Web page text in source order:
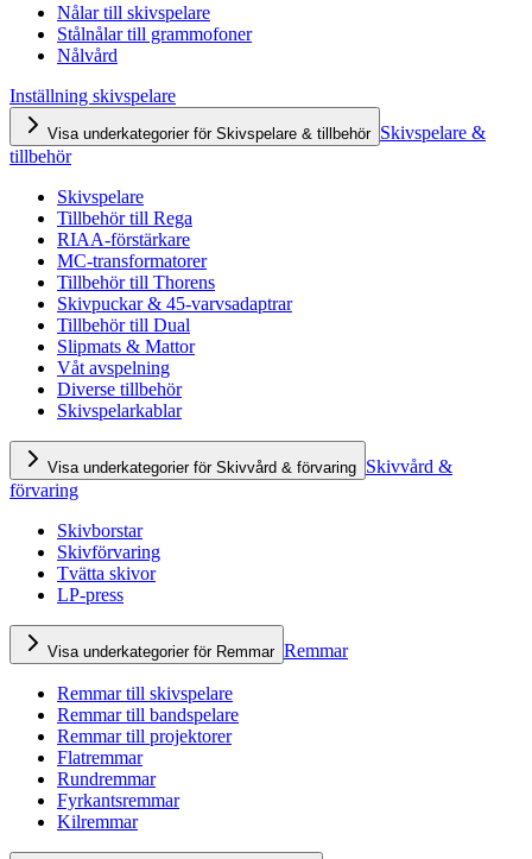
Nålar till skivspelare
Stålnålar till grammofoner
Nålvård
Inställning skivspelare
Visa underkategorier för Skivspelare & tillbehör Skivspelare &
tillbehör
Skivspelare
Tillbehör till Rega
RIAA-förstärkare
MC-transformatorer
Tillbehör till Thorens
Skivpuckar & 45-varvsadaptrar
Tillbehör till Dual
Slipmats & Mattor
Våt avspelning
Diverse tillbehör
Skivspelarkablar
Visa underkategorier för Skivvård & förvaring Skivvård &
förvaring
Skivborstar
Skivförvaring
Tvätta skivor
LP-press
Visa underkategorier för Remmar Remmar
Remmar till skivspelare
Remmar till bandspelare
Remmar till projektorer
Flatremmar
Rundremmar
Fyrkantsremmar
Kilremmar